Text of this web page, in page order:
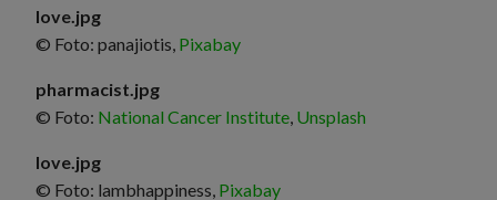
love.jpg
© Foto: panajiotis, Pixabay
pharmacist.jpg
© Foto: National Cancer Institute, Unsplash
love.jpg
© Foto: lambhappiness, Pixabay